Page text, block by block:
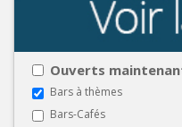
Ouverts
Bars à thèmes
Bars-Cafés